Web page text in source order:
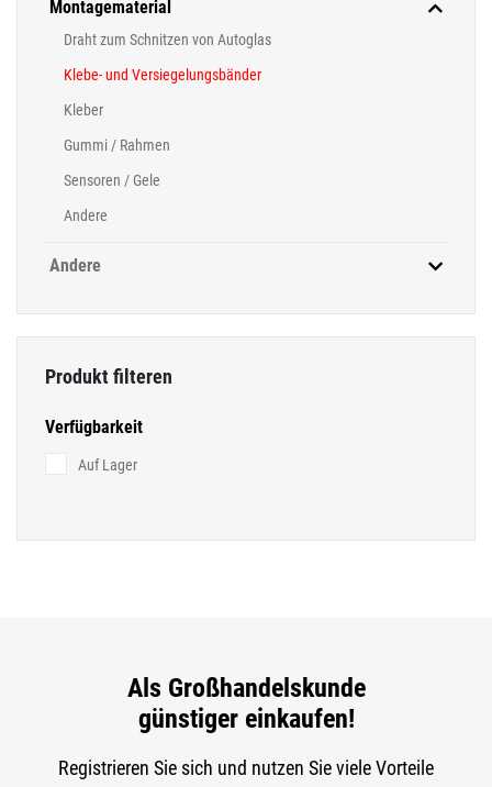
Montagematerial
Draht zum Schnitzen von Autoglas
Klebe- und Versiegelungsbänder
Kleber
Gummi / Rahmen
Sensoren / Gele
Andere
Andere
Produkt filteren
Verfügbarkeit
Auf Lager
Als Großhandelskunde
günstiger einkaufen!
Registrieren Sie sich und nutzen Sie viele Vorteile